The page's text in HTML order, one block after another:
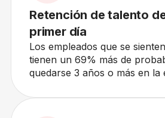
Retención de talento
primer día
Los empleados que se
tienen un 69% más de
quedarse 3 años o más en la